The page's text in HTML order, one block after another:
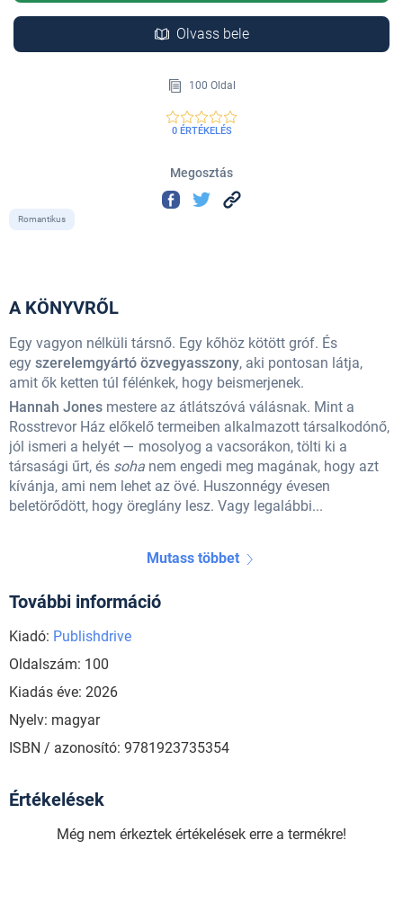
Olvass bele
100 Oldal
0 ÉRTÉKELÉS
Megosztás
Romantikus
A KÖNYVRŐL
Egy vagyon nélküli társnő. Egy kőhöz kötött gróf. És
egy szerelemgyártó özvegyasszony, aki pontosan látja,
amit ők ketten túl félénkek, hogy beismerjenek.
Hannah Jones mestere az átlátszóvá válásnak. Mint a
Rosstrevor Ház előkelő termeiben alkalmazott társalkodónő,
jól ismeri a helyét — mosolyog a vacsorákon, tölti ki a
társasági űrt, és soha nem engedi meg magának, hogy azt
kívánja, ami nem lehet az övé. Huszonnégy évesen
beletörődött, hogy öreglány lesz. Vagy legalábbi...
Mutass többet
További információ
Kiadó: Publishdrive
Oldalszám: 100
Kiadás éve: 2026
Nyelv: magyar
ISBN / azonosító: 9781923735354
Értékelések
Még nem érkeztek értékelések erre a termékre!